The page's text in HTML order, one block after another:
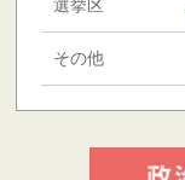
選挙区
その他